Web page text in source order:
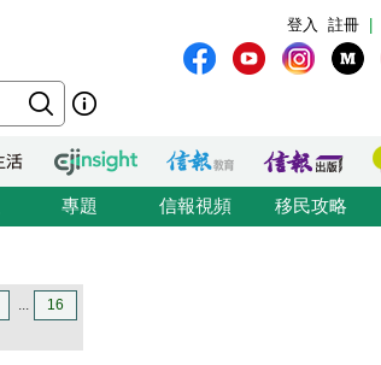
註冊
登入
專題 信報視頻 移民攻略
... 16